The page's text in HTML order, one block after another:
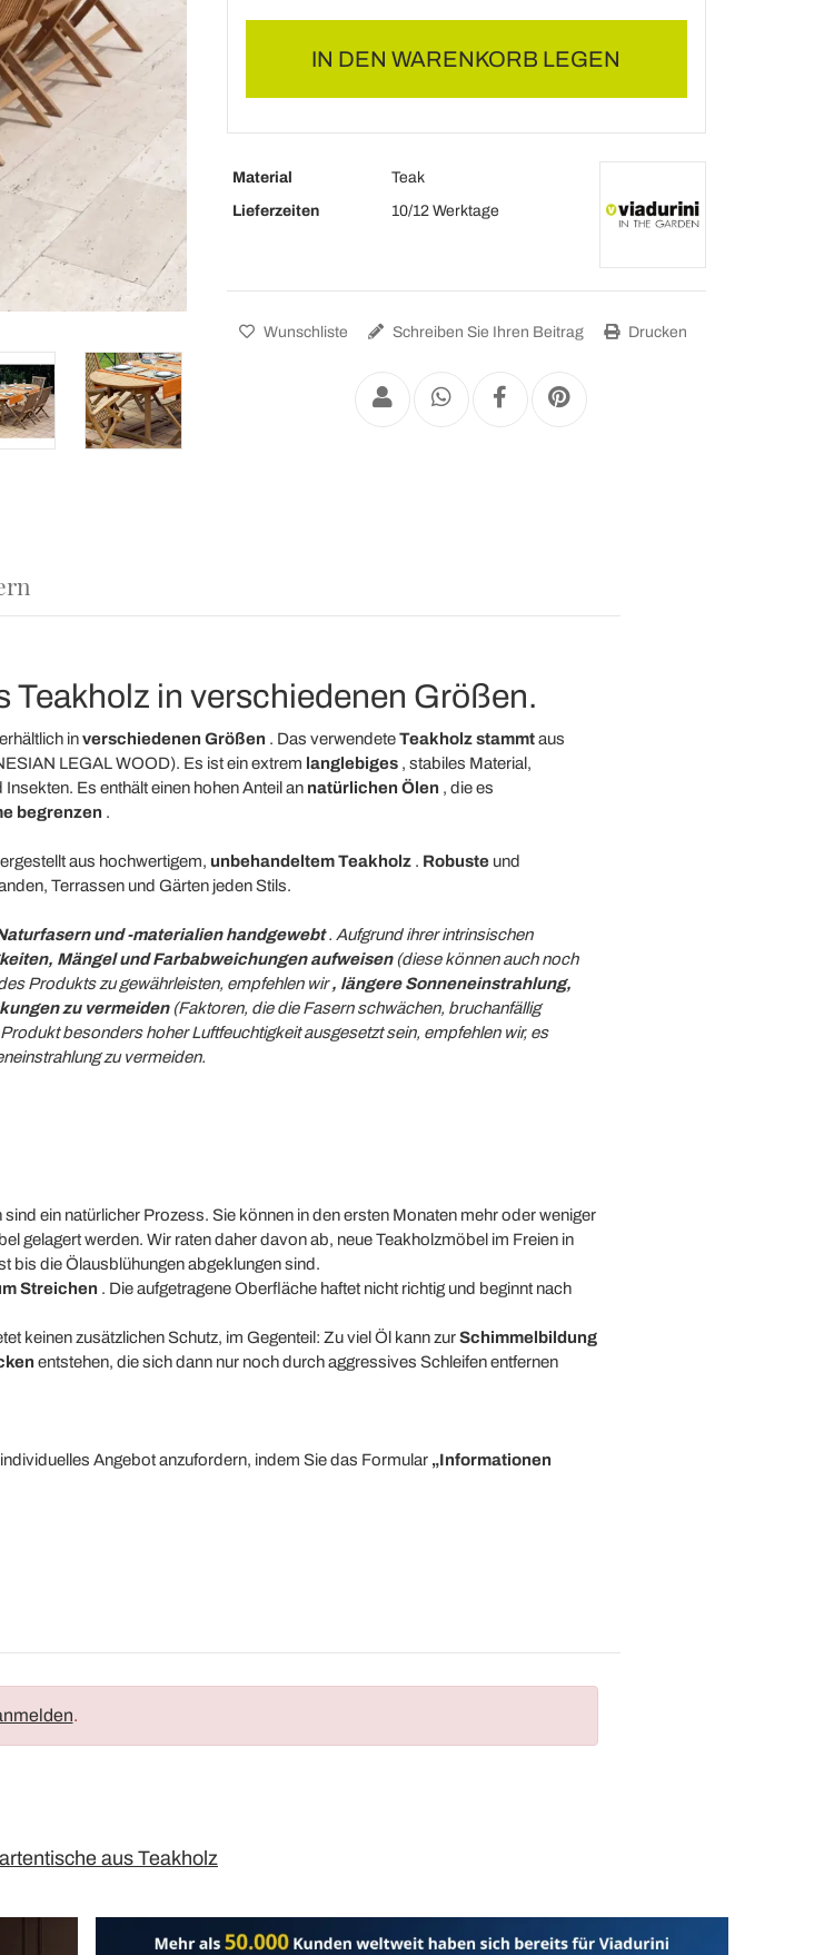
IN DEN WARENKORB LEGEN
Material
Teak
Lieferzeiten
10/12 Werktage
Wunschliste Schreiben Sie Ihren Beitrag Drucken
Teakholz in verschiedenen Größen.
inverschiedenen Größen . Das verwendeteTeakholz stammtaus
LEGAL WOOD). Es ist ein extrem langlebiges, stabiles Material,
Es enthält einen hohen Anteil an natürlichen Ölen , die es
begrenzen .
aus hochwertigem, unbehandeltem Teakholz. Robusteund
Terrassen und Gärten jeden Stils.
und -materialien handgewebt. Aufgrund ihrer intrinsischen
Mängel und Farbabweichungen aufweisen(diese können auch noch
Produkts zu gewährleisten, empfehlen wir, längere Sonneneinstrahlung,
zu vermeiden(Faktoren, die die Fasern schwächen, bruchanfällig
besonders hoher Luftfeuchtigkeit ausgesetzt sein, empfehlen wir, es
zu vermeiden.
ein natürlicher Prozess. Sie können in den ersten Monaten mehr oder weniger
gelagert werden. Wir raten daher davon ab, neue Teakholzmöbel im Freien in
bis die Ölausblühungen abgeklungen sind.
Streichen . Die aufgetragene Oberfläche haftet nicht richtig und beginnt nach
keinen zusätzlichen Schutz, im Gegenteil: Zu viel Öl kann zurSchimmelbildung
entstehen, die sich dann nur noch durch aggressives Schleifen entfernen
Angebot anzufordern, indem Sie das Formular „Informationen
.
aus Teakholz